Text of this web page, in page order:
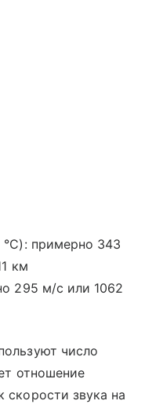
примерно 343
км
295 м/с или 1062
число
отношение
скорости звука на